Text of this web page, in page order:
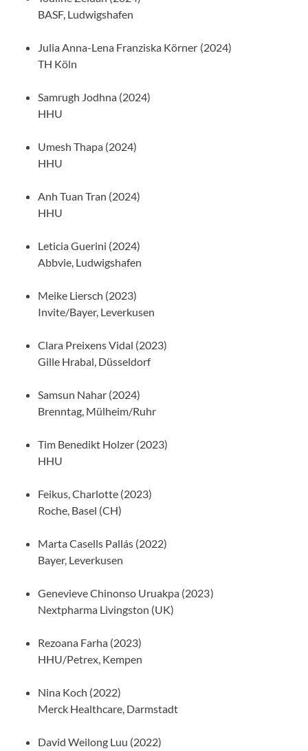
BASF, Ludwigshafen
Julia Anna-Lena Franziska Körner (2024)
TH Köln
Samrugh Jodhna (2024)
HHU
Umesh Thapa (2024)
HHU
Anh Tuan Tran (2024)
HHU
Leticia Guerini (2024)
Abbvie, Ludwigshafen
Meike Liersch (2023)
Invite/Bayer, Leverkusen
Clara Preixens Vidal (2023)
Gille Hrabal, Düsseldorf
Samsun Nahar (2024)
Brenntag, Mülheim/Ruhr
Tim Benedikt Holzer (2023)
HHU
Feikus, Charlotte (2023)
Roche, Basel (CH)
Marta Casells Pallás (2022)
Bayer, Leverkusen
Genevieve Chinonso Uruakpa (2023)
Nextpharma Livingston (UK)
Rezoana Farha (2023)
HHU/Petrex, Kempen
Nina Koch (2022)
Merck Healthcare, Darmstadt
David Weilong Luu (2022)